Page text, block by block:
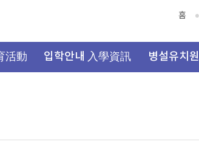
홈
活動 입학안내 入學資訊 병설유치